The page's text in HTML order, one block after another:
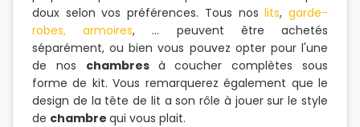
doux selon vos préférences. Tous noslits,garde-
robes, armoires, ... peuvent être achetés
séparément, ou bien vous pouvez opter pour l'une
de nos chambres à coucher complètes sous
forme de kit. Vous remarquerez également que le
design de la tête de lit a son rôle à jouer sur le style
de chambre qui vous plait.